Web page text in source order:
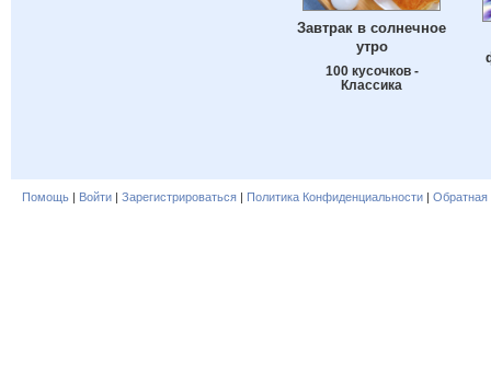
Завтрак в солнечное
утро
100 кусочков -
Классика
Помощь | Войти | Зарегистрироваться | Политика Конфиденциальности | Обратная